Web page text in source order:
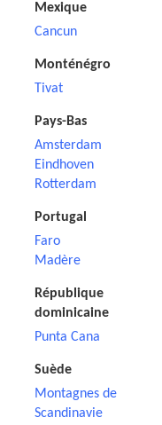
Mexique
Cancun
Monténégro
Tivat
Pays-Bas
Amsterdam
Eindhoven
Rotterdam
Portugal
Faro
Madère
République
dominicaine
Punta Cana
Suède
Montagnes de
Scandinavie